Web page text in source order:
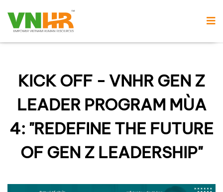
KICK OFF - VNHR GEN Z
LEADER PROGRAM MÙA
4: "REDEFINE THE FUTURE
OF GEN Z LEADERSHIP"